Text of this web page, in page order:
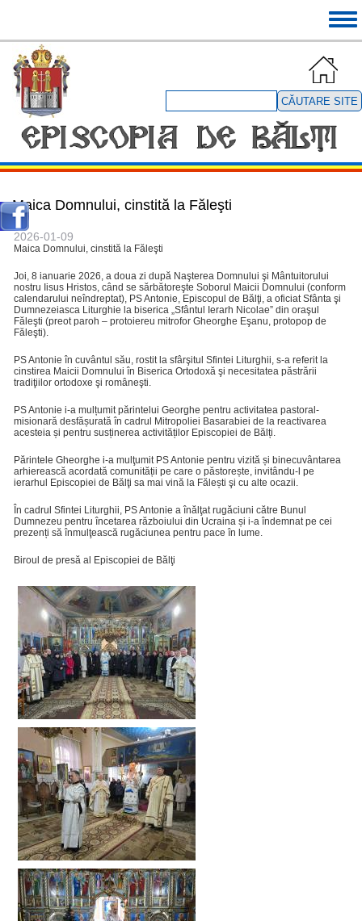
principal
Maica Domnului, cinstită la Făleşti
2026-01-09
Maica Domnului, cinstită la Făleşti
Joi, 8 ianuarie 2026, a doua zi după Naşterea Domnului şi Mântuitorului
nostru Iisus Hristos, când se sărbătoreşte Soborul Maicii Domnului (conform
calendarului neîndreptat), PS Antonie, Episcopul de Bălţi, a oficiat Sfânta şi
Dumnezeiasca Liturghie la biserica „Sfântul Ierarh Nicolae” din oraşul
Făleşti (preot paroh – protoiereu mitrofor Gheorghe Eşanu, protopop de
Făleşti).
PS Antonie în cuvântul său, rostit la sfârşitul Sfintei Liturghii, s-a referit la
cinstirea Maicii Domnului în Biserica Ortodoxă şi necesitatea păstrării
tradiţiilor ortodoxe şi româneşti.
PS Antonie i-a mulțumit părintelui Georghe pentru activitatea pastoral-
misionară desfășurată în cadrul Mitropoliei Basarabiei de la reactivarea
acesteia și pentru susținerea activităților Episcopiei de Bălți.
Părintele Gheorghe i-a mulţumit PS Antonie pentru vizită și binecuvântarea
arhierească acordată comunității pe care o păstorește, invitându-l pe
ierarhul Episcopiei de Bălţi sa mai vină la Fălești şi cu alte ocazii.
În cadrul Sfintei Liturghii, PS Antonie a înălţat rugăciuni către Bunul
Dumnezeu pentru încetarea războiului din Ucraina și i-a îndemnat pe cei
prezenți să înmulţească rugăciunea pentru pace în lume.
Biroul de presă al Episcopiei de Bălţi